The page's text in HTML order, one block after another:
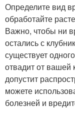
Определите вид
обработайте
Важно, чтобы ни
остались с
существует
отвадит от вашей
допустит
можете
болезней и